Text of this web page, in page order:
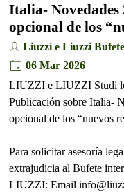
Italia- Novedades
opcional de los
Liuzzi e Liuzzi
06 Mar 2026
LIUZZI e LIUZZI Studi
Publicación sobre Italia-
opcional de los “nuevos
Para solicitar asesoría
extrajudicia al Bufete
LIUZZI: Email